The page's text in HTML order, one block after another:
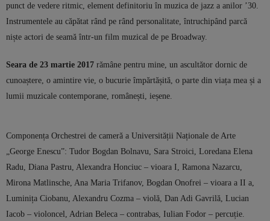
punct de vedere ritmic, element definitoriu în muzica de jazz a anilor ’30.
Instrumentele au căpătat rând pe rând personalitate, întruchipând parcă
niște actori de seamă într-un film muzical de pe Broadway.
Seara de 23 martie 2017 rămâne pentru mine, un ascultător dornic de
cunoaștere, o amintire vie, o bucurie împărtășită, o parte din viața mea și a
lumii muzicale contemporane, românești, ieșene.
Componența Orchestrei de cameră a Universității Naționale de Arte
„George Enescu”: Tudor Bogdan Bolnavu, Sara Stroici, Loredana Elena
Radu, Diana Pastru, Alexandra Honciuc – vioara I, Ramona Nazarcu,
Mirona Matlinsche, Ana Maria Trifanov, Bogdan Onofrei – vioara a II a,
Luminița Ciobanu, Alexandru Cozma – violă, Dan Adi Gavrilă, Lucian
Iacob – violoncel, Adrian Beleca – contrabas, Iulian Fodor – percuție.